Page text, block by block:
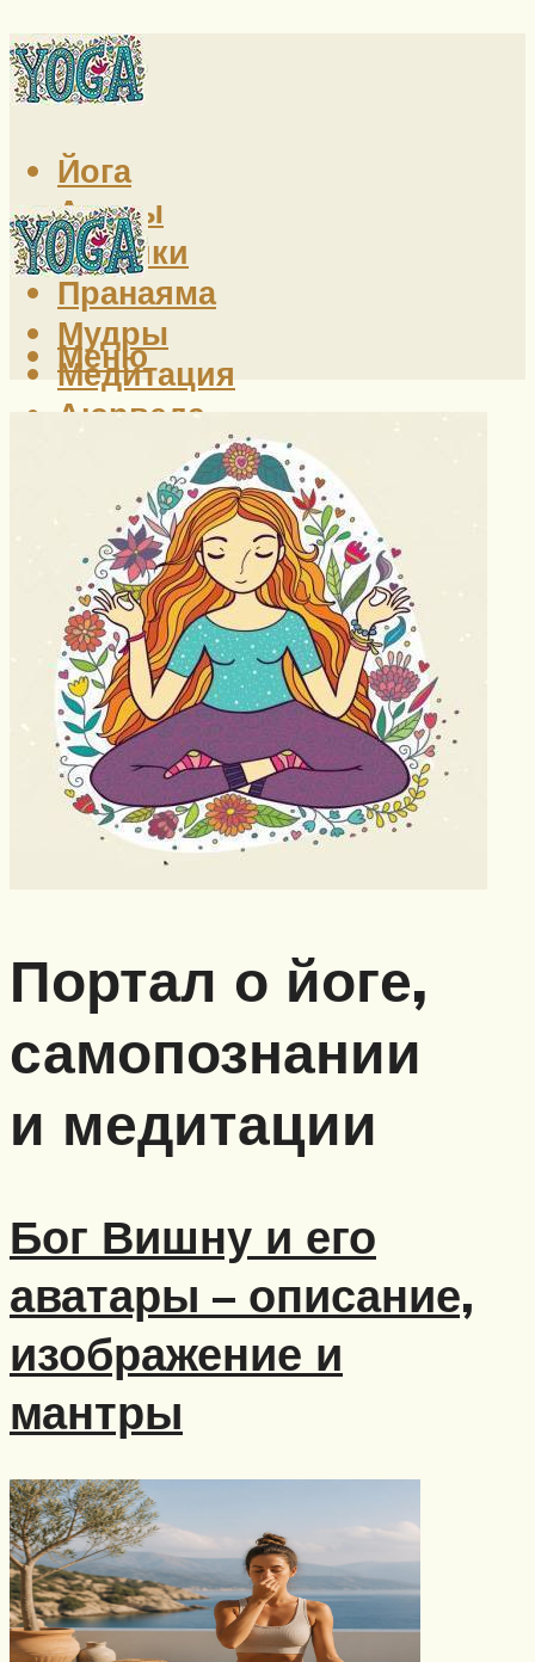
Йога
Асаны
Техники
Пранаяма
Мудры
Медитация
Аюрведа
Здоровье
Меню
Меню
Портал о йоге,
самопознании
и медитации
Бог Вишну и его
аватары – описание,
изображение и
мантры